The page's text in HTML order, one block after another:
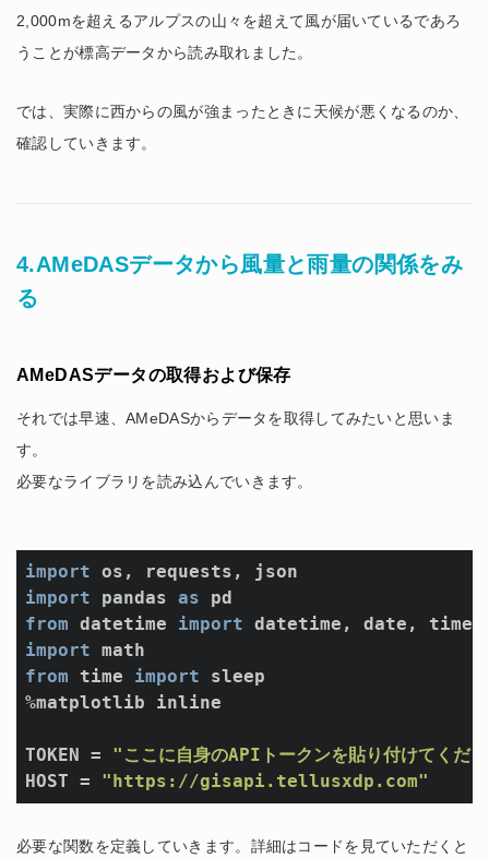
2,000mを超えるアルプスの山々を超えて風が届いているであろ
うことが標高データから読み取れました。
では、実際に西からの風が強まったときに天候が悪くなるのか、
確認していきます。
4.AMeDASデータから風量と雨量の関係をみ
る
AMeDASデータの取得および保存
それでは早速、AMeDASからデータを取得してみたいと思いま
す。
必要なライブラリを読み込んでいきます。
import
import pandas as
from datetime import
import
from time import sleep
%matplotlib inline
TOKEN = "ここに自身のAPIトークンを貼り付けてくだ
HOST = "https://gisapi.tellusxdp.com"
必要な関数を定義していきます。詳細はコードを見ていただくと